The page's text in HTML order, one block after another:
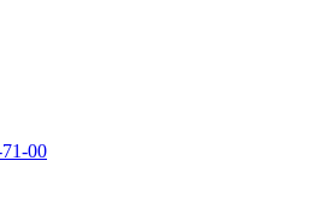
00